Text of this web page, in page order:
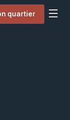
quartier